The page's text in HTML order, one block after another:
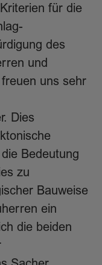
für die
des
und
uns sehr
Dies
Bedeutung
zu
Bauweise
ein
die beiden